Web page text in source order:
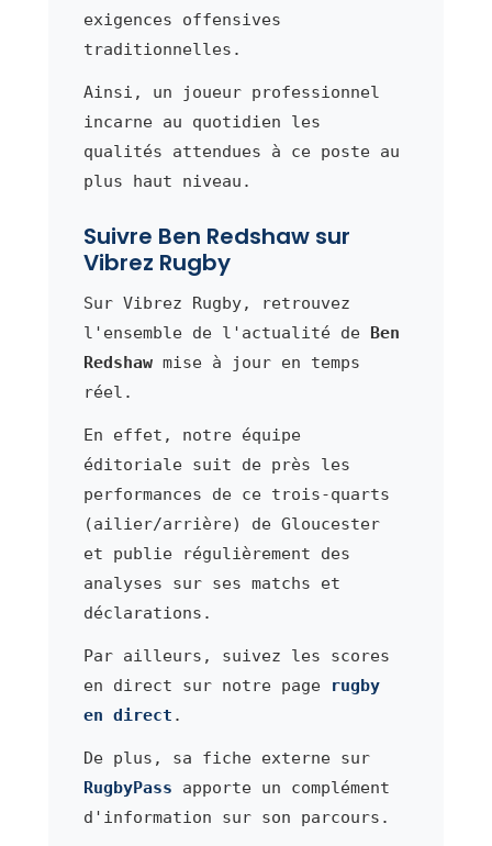
exigences offensives
traditionnelles.
Ainsi, un joueur professionnel
incarne au quotidien les
qualités attendues à ce poste au
plus haut niveau.
Suivre Ben Redshaw sur
Vibrez Rugby
Sur Vibrez Rugby, retrouvez
l'ensemble de l'actualité de Ben
Redshawmise à jour en temps
réel.
En effet, notre équipe
éditoriale suit de près les
performances de ce trois-quarts
(ailier/arrière) de Gloucester
et publie régulièrement des
analyses sur ses matchs et
déclarations.
Par ailleurs, suivez les scores
en direct sur notre page
rugby
en direct .
De plus, sa fiche externe sur
RugbyPass apporte un complément
d'information sur son parcours.